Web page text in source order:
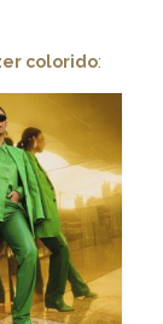
colorido: